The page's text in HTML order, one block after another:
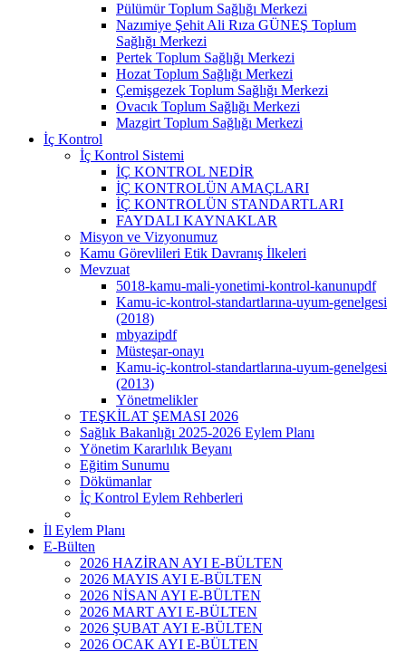
Pülümür Toplum Sağlığı Merkezi
Nazımiye Şehit Ali Rıza GÜNEŞ Toplum
Sağlığı Merkezi
Pertek Toplum Sağlığı Merkezi
Hozat Toplum Sağlığı Merkezi
Çemişgezek Toplum Sağlığı Merkezi
Ovacık Toplum Sağlığı Merkezi
Mazgirt Toplum Sağlığı Merkezi
İç Kontrol
İç Kontrol Sistemi
İÇ KONTROL NEDİR
İÇ KONTROLÜN AMAÇLARI
İÇ KONTROLÜN STANDARTLARI
FAYDALI KAYNAKLAR
Misyon ve Vizyonumuz
Kamu Görevlileri Etik Davranış İlkeleri
Mevzuat
5018-kamu-mali-yonetimi-kontrol-kanunupdf
Kamu-ic-kontrol-standartlarına-uyum-genelgesi
(2018)
mbyazipdf
Müsteşar-onayı
Kamu-iç-kontrol-standartlarına-uyum-genelgesi
(2013)
Yönetmelikler
TEŞKİLAT ŞEMASI 2026
Sağlık Bakanlığı 2025-2026 Eylem Planı
Yönetim Kararlılık Beyanı
Eğitim Sunumu
Dökümanlar
İç Kontrol Eylem Rehberleri
İl Eylem Planı
E-Bülten
2026 HAZİRAN AYI E-BÜLTEN
2026 MAYIS AYI E-BÜLTEN
2026 NİSAN AYI E-BÜLTEN
2026 MART AYI E-BÜLTEN
2026 ŞUBAT AYI E-BÜLTEN
2026 OCAK AYI E-BÜLTEN